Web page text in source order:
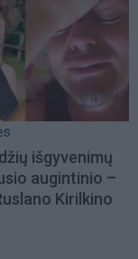
išgyvenimų
augintinio –
Kirilkino